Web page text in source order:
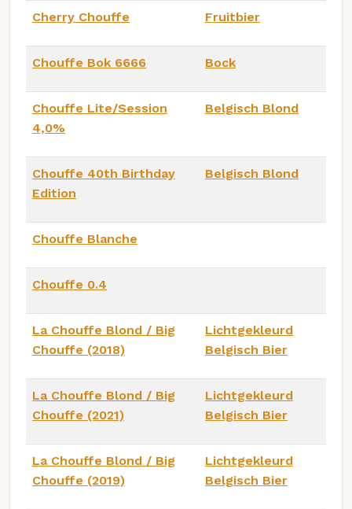
Cherry Chouffe Fruitbier
Chouffe Bok 6666 Bock
Chouffe Lite/Session
4,0%
Belgisch Blond
Chouffe 40th Birthday
Edition
Belgisch Blond
Chouffe Blanche
Chouffe 0.4
La Chouffe Blond / Big
Chouffe (2018)
Lichtgekleurd
Belgisch Bier
La Chouffe Blond / Big
Chouffe (2021)
Lichtgekleurd
Belgisch Bier
La Chouffe Blond / Big
Chouffe (2019)
Lichtgekleurd
Belgisch Bier